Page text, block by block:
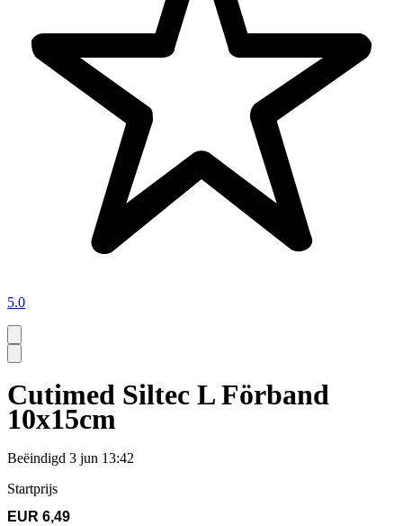
5.0
Cutimed Siltec L Förband
10x15cm
Beëindigd 3 jun 13:42
Startprijs
EUR 6,49